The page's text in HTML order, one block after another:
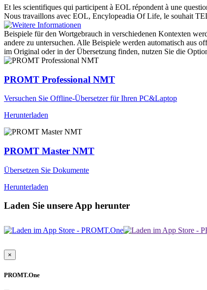
Et les scientifiques qui participent à EOL répondent à une
Nous travaillons avec EOL, Encylopeadia Of Life, le souhait
Beispiele für den Wortgebrauch in verschiedenen Kontexten
andere zu untersuchen. Alle Beispiele werden automatisch aus
im Original oder in der Übersetzung finden, nutzen Sie die
PROMT Professional NMT
Versuchen Sie Offline-Übersetzer für Ihren PC&Laptop
Herunterladen
PROMT Master NMT
Übersetzen Sie Dokumente
Herunterladen
Laden Sie unsere App herunter
×
PROMT.One